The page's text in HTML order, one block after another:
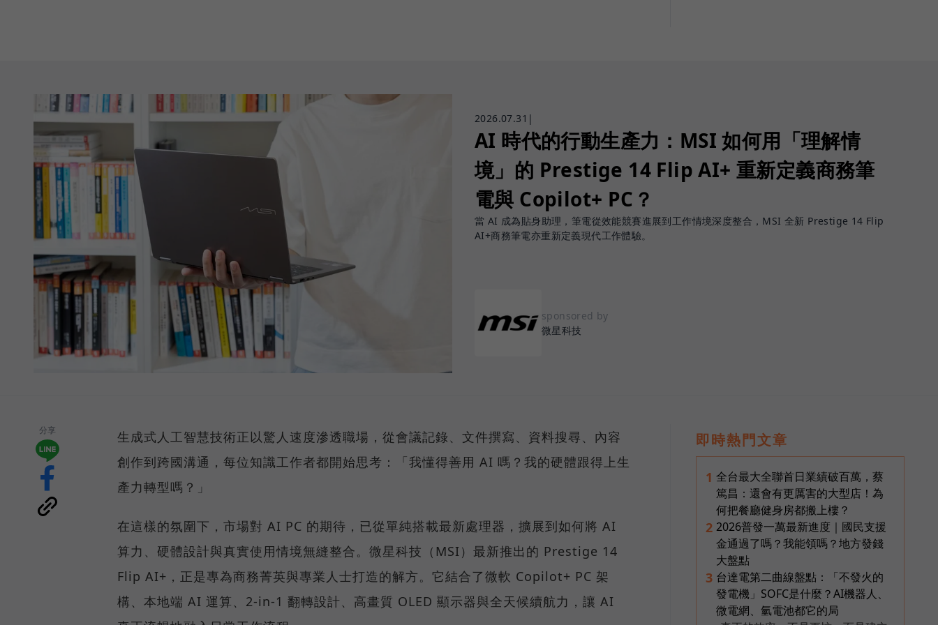
2026.07.31 |
AI 時代的行動生產力：MSI 如何用「理解情
境」的 Prestige 14 Flip AI+ 重新定義商務筆
電與 Copilot+ PC？
當 AI 成為貼身助理，筆電從效能競賽進展到工作情境深度整合，MSI 全新 Prestige 14 Flip
AI+商務筆電亦重新定義現代工作體驗。
sponsored by
微星科技
分享
生成式人工智慧技術正以驚人速度滲透職場，從會議記錄、文件撰寫、資料搜尋、內容
創作到跨國溝通，每位知識工作者都開始思考：「我懂得善用 AI 嗎？我的硬體跟得上生
產力轉型嗎？」
在這樣的氛圍下，市場對 AI PC 的期待，已從單純搭載最新處理器，擴展到如何將 AI
算力、硬體設計與真實使用情境無縫整合。微星科技（MSI）最新推出的 Prestige 14
Flip AI+，正是專為商務菁英與專業人士打造的解方。它結合了微軟 Copilot+ PC 架
構、本地端 AI 運算、2-in-1 翻轉設計、高畫質 OLED 顯示器與全天候續航力，讓 AI
即時熱門文章
1 全台最大全聯首日業績破百萬，蔡
篤昌：還會有更厲害的大型店！為
何把餐廳健身房都搬上樓？
2 2026普發一萬最新進度｜國民支援
金通過了嗎？我能領嗎？地方發錢
大盤點
3 台達電第二曲線盤點：「不發火的
發電機」SOFC是什麼？AI機器人、
微電網、氫電池都它的局